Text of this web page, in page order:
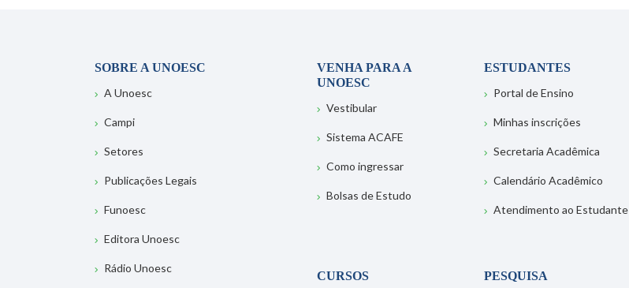
SOBRE A UNOESC
A Unoesc
Campi
Setores
Publicações Legais
Funoesc
Editora Unoesc
Rádio Unoesc
VENHA PARA A
UNOESC
Vestibular
Sistema ACAFE
Como ingressar
Bolsas de Estudo
ESTUDANTES
Portal de Ensino
Minhas inscrições
Secretaria Acadêmica
Calendário Acadêmico
Atendimento ao Estudante
CURSOS PESQUISA